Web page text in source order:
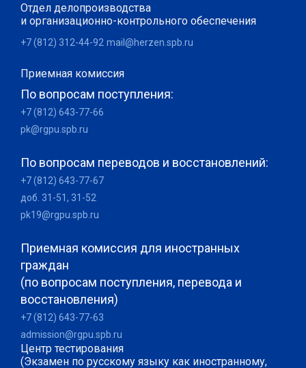
Отдел делопроизводства
и организационно-контрольного обеспечения
+7 (812) 312-44-92 mail@herzen.spb.ru
Приемная комиссия
По вопросам поступления:
+7 (812) 643-77-66
pk@rgpu.spb.ru
По вопросам переводов и восстановлений:
+7 (812) 643-77-67
доб. 31-51, 31-52
pk19@rgpu.spb.ru
Приемная комиссия для иностранных
граждан
(по вопросам поступления, перевода и
восстановления)
+7 (812) 643-77-63
admission@rgpu.spb.ru
Центр тестирования
(Экзамен по русскому языку как иностранному,